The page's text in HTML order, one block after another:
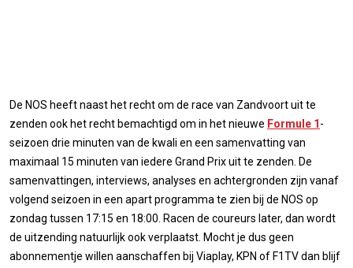
De NOS heeft naast het recht om de race van Zandvoort uit te
zenden ook het recht bemachtigd om in het nieuwe Formule 1-
seizoen drie minuten van de kwali en een samenvatting van
maximaal 15 minuten van iedere Grand Prix uit te zenden. De
samenvattingen, interviews, analyses en achtergronden zijn vanaf
volgend seizoen in een apart programma te zien bij de NOS op
zondag tussen 17:15 en 18:00. Racen de coureurs later, dan wordt
de uitzending natuurlijk ook verplaatst. Mocht je dus geen
abonnementje willen aanschaffen bij Viaplay, KPN of F1TV dan blijf